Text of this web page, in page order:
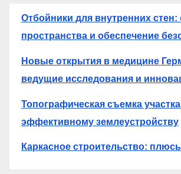
Отбойники для внутренних стен:
пространства и обеспечение
Новые открытия в медицине
ведущие исследования и
Топографическая съемка
эффективному землеустройству
Каркасное строительство: